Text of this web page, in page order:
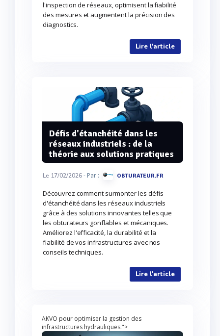
l'inspection de réseaux, optimisent la fiabilité
des mesures et augmentent la précision des
diagnostics.
Lire l'article
Défis d'étanchéité dans les
réseaux industriels : de la
théorie aux solutions pratiques
Le 17/02/2026- Par : OBTURATEUR.FR
Découvrez comment surmonter les défis
d'étanchéité dans les réseaux industriels
grâce à des solutions innovantes telles que
les obturateurs gonflables et mécaniques.
Améliorez l'efficacité, la durabilité et la
fiabilité de vos infrastructures avec nos
conseils techniques.
Lire l'article
AKVO pour optimiser la gestion des
infrastructures hydrauliques.">